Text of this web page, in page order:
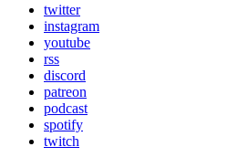
twitter
instagram
youtube
rss
discord
patreon
podcast
spotify
twitch